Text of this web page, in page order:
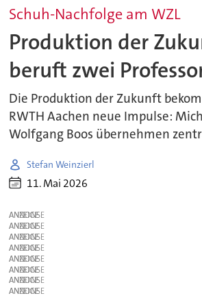
Schuh-Nachfolge am WZL
Produktion der
beruft zwei
Die Produktion der Zukunft
RWTH Aachen neue Impulse:
Wolfgang Boos übernehmen
Stefan Weinzierl
11. Mai 2026
ANZEIGE
ANZEIGE
ANZEIGE
ANZEIGE
ANZEIGE
ANZEIGE
ANZEIGE
ANZEIGE